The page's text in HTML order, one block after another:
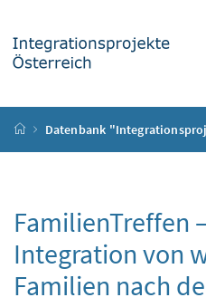
Startseite
Datenbank
FamilienTreffen
Integration von
Familien nach